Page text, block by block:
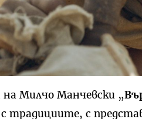
Милчо Манчевски „
традициите, с